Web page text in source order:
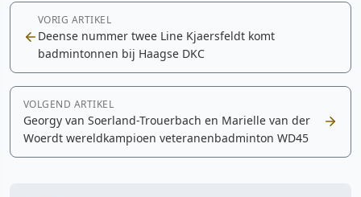
VORIG ARTIKEL
Deense nummer twee Line Kjaersfeldt komt
badmintonnen bij Haagse DKC
VOLGEND ARTIKEL
Georgy van Soerland-Trouerbach en Marielle van der
Woerdt wereldkampioen veteranenbadminton WD45